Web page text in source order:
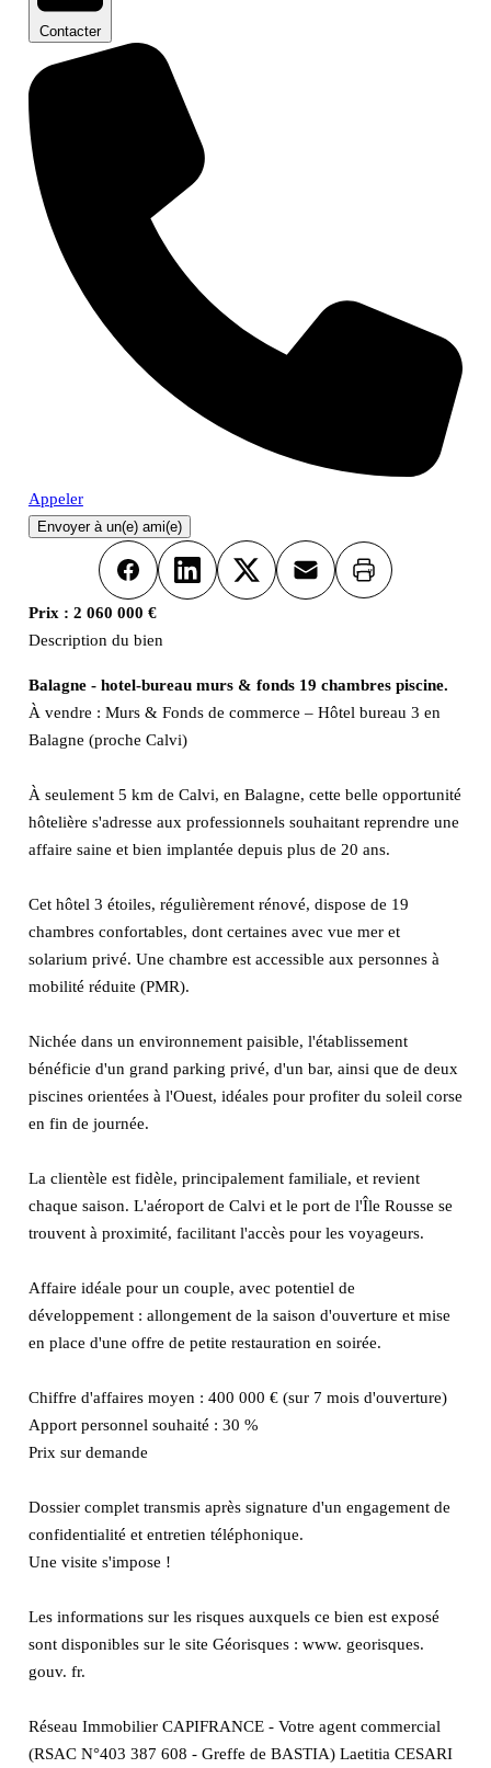
Contacter
Appeler
Envoyer à un(e) ami(e)
FacebookLinkedInX Email Imprimer
Prix : 2 060 000 €
Description du bien
Balagne - hotel-bureau murs & fonds 19 chambres piscine.
À vendre : Murs & Fonds de commerce – Hôtel bureau 3 en
Balagne (proche Calvi)
À seulement 5 km de Calvi, en Balagne, cette belle opportunité
hôtelière s'adresse aux professionnels souhaitant reprendre une
affaire saine et bien implantée depuis plus de 20 ans.
Cet hôtel 3 étoiles, régulièrement rénové, dispose de 19
chambres confortables, dont certaines avec vue mer et
solarium privé. Une chambre est accessible aux personnes à
mobilité réduite (PMR).
Nichée dans un environnement paisible, l'établissement
bénéficie d'un grand parking privé, d'un bar, ainsi que de deux
piscines orientées à l'Ouest, idéales pour profiter du soleil corse
en fin de journée.
La clientèle est fidèle, principalement familiale, et revient
chaque saison. L'aéroport de Calvi et le port de l'Île Rousse se
trouvent à proximité, facilitant l'accès pour les voyageurs.
Affaire idéale pour un couple, avec potentiel de
développement : allongement de la saison d'ouverture et mise
en place d'une offre de petite restauration en soirée.
Chiffre d'affaires moyen : 400 000 € (sur 7 mois d'ouverture)
Apport personnel souhaité : 30 %
Prix sur demande
Dossier complet transmis après signature d'un engagement de
confidentialité et entretien téléphonique.
Une visite s'impose !
Les informations sur les risques auxquels ce bien est exposé
sont disponibles sur le site Géorisques : www. georisques.
gouv. fr.
Réseau Immobilier CAPIFRANCE - Votre agent commercial
(RSAC N°403 387 608 - Greffe de BASTIA) Laetitia CESARI